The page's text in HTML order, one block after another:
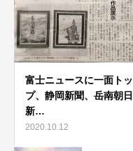
富士ニュースに一面トッ
プ、静岡新聞、岳南朝日
新…
2020.10.12